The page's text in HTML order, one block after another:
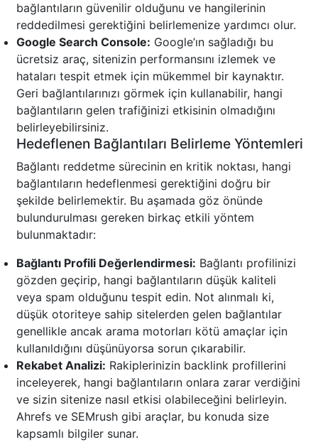
bağlantıların güvenilir olduğunu ve hangilerinin
reddedilmesi gerektiğini belirlemenize yardımcı olur.
Google Search Console: Google’ın sağladığı bu
ücretsiz araç, sitenizin performansını izlemek ve
hataları tespit etmek için mükemmel bir kaynaktır.
Geri bağlantılarınızı görmek için kullanabilir, hangi
bağlantıların gelen trafiğinizi etkisinin olmadığını
belirleyebilirsiniz.
Hedeflenen Bağlantıları Belirleme Yöntemleri
Bağlantı reddetme sürecinin en kritik noktası, hangi
bağlantıların hedeflenmesi gerektiğini doğru bir
şekilde belirlemektir. Bu aşamada göz önünde
bulundurulması gereken birkaç etkili yöntem
bulunmaktadır:
Bağlantı Profili Değerlendirmesi: Bağlantı profilinizi
gözden geçirip, hangi bağlantıların düşük kaliteli
veya spam olduğunu tespit edin. Not alınmalı ki,
düşük otoriteye sahip sitelerden gelen bağlantılar
genellikle ancak arama motorları kötü amaçlar için
kullanıldığını düşünüyorsa sorun çıkarabilir.
Rekabet Analizi: Rakiplerinizin backlink profillerini
inceleyerek, hangi bağlantıların onlara zarar verdiğini
ve sizin sitenize nasıl etkisi olabileceğini belirleyin.
Ahrefs ve SEMrush gibi araçlar, bu konuda size
kapsamlı bilgiler sunar.